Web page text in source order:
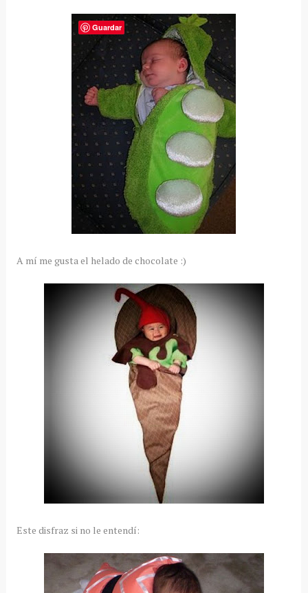
A mí me gusta el helado de chocolate :)
Este disfraz si no le entendí:
Guardar